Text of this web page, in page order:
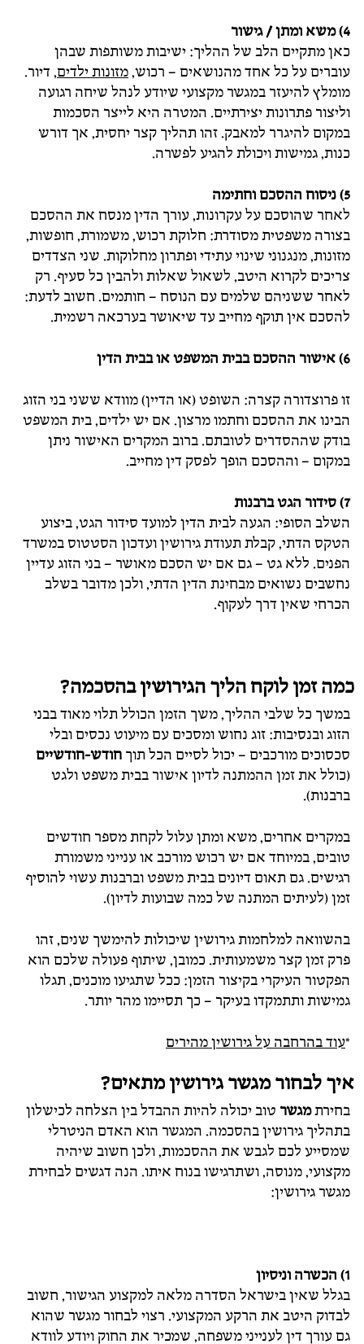
4) משא ומתן / גישור
כאן מתקיים הלב של ההליך: ישיבות משותפות שבהן
עוברים על כל אחד מהנושאים – רכוש,מזונות ילדים, דיור.
מומלץ להיעזר במגשר מקצועי שיודע לנהל שיחה רגועה
וליצור פתרונות יצירתיים. המטרה היא לייצר הסכמות
במקום להיגרר למאבק. זהו תהליך קצר יחסית, אך דורש
כנות, גמישות ויכולת להגיע לפשרה.
5) ניסוח ההסכם וחתימה
לאחר שהוסכם על עקרונות, עורך הדין מנסח את ההסכם
בצורה משפטית מסודרת: חלוקת רכוש, משמורת, חופשות,
מזונות, מנגנוני שינוי עתידי ופתרון מחלוקות. שני הצדדים
צריכים לקרוא היטב, לשאול שאלות ולהבין כל סעיף. רק
לאחר ששניהם שלמים עם הנוסח – חותמים. חשוב לדעת:
להסכם אין תוקף מחייב עד שיאושר בערכאה רשמית.
6) אישור ההסכם בבית המשפט או בבית הדין
זו פרוצדורה קצרה: השופט (או הדיין) מוודא ששני בני הזוג
הבינו את ההסכם וחתמו מרצון. אם יש ילדים, בית המשפט
בודק שההסדרים לטובתם. ברוב המקרים האישור ניתן
במקום – וההסכם הופך לפסק דין מחייב.
7) סידור הגט ברבנות
השלב הסופי: הגעה לבית הדין למועד סידור הגט, ביצוע
הטקס הדתי, קבלת תעודת גירושין ועדכון הסטטוס במשרד
הפנים. ללא גט – גם אם יש הסכם מאושר – בני הזוג עדיין
נחשבים נשואים מבחינת הדין הדתי, ולכן מדובר בשלב
הכרחי שאין דרך לעקוף.
כמה זמן לוקח הליך הגירושין בהסכמה?
במשך כל שלבי ההליך, משך הזמן הכולל תלוי מאוד בבני
הזוג ובנסיבות: זוג נחוש ומסכים עם מיעוט נכסים ובלי
סכסוכים מורכבים – יכול לסיים הכל תוך חודש-חודשיים
(כולל את זמן ההמתנה לדיון אישור בבית משפט ולגט
ברבנות).
במקרים אחרים, משא ומתן עלול לקחת מספר חודשים
טובים, במיוחד אם יש רכוש מורכב או ענייני משמורת
רגישים. גם תאום דיונים בבית משפט וברבנות עשוי להוסיף
זמן (לעיתים המתנה של כמה שבועות לדיון).
בהשוואה למלחמות גירושין שיכולות להימשך שנים, זהו
פרק זמן קצר משמעותית. כמובן, שיתוף פעולה שלכם הוא
הפקטור העיקרי בקיצור הזמן: ככל שתגיעו מוכנים, תגלו
גמישות ותתמקדו בעיקר – כך תסיימו מהר יותר.
*עוד בהרחבה על גירושין מהירים
איך לבחור מגשר גירושין מתאים?
בחירתמגשר טוב יכולה להיות ההבדל בין הצלחה לכישלון
בתהליך גירושין בהסכמה. המגשר הוא האדם הניטרלי
שמסייע לכם לגבש את ההסכמות, ולכן חשוב שיהיה
מקצועי, מנוסה, ושתרגישו בנוח איתו. הנה דגשים לבחירת
מגשר גירושין:
1) הכשרה וניסיון
בגלל שאין בישראל הסדרה מלאה למקצוע הגישור, חשוב
לבדוק היטב את הרקע המקצועי. רצוי לבחור מגשר שהוא
גם עורך דין לענייני משפחה, שמכיר את החוק ויודע לוודא